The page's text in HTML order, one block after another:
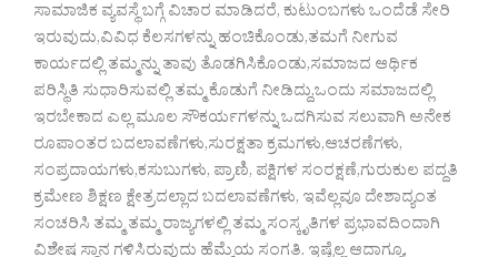
ಸಾಮಾಜಿಕ ವ್ಯವಸ್ಥೆ ಬಗ್ಗೆ ವಿಚಾರ ಮಾಡಿದರೆ, ಕುಟುಂಬಗಳು ಒಂದೆಡೆ ಸೇರಿ
ಇರುವುದು,ವಿವಿಧ ಕೆಲಸಗಳನ್ನು ಹಂಚಿಕೊಂಡು,ತಮಗೆ ನೀಗುವ
ಕಾರ್ಯದಲ್ಲಿ ತಮ್ಮನ್ನು ತಾವು ತೊಡಗಿಸಿಕೊಂಡು,ಸಮಾಜದ ಆರ್ಥಿಕ
ಪರಿಸ್ಥಿತಿ ಸುಧಾರಿಸುವಲ್ಲಿ ತಮ್ಮ ಕೊಡುಗೆ ನೀಡಿದ್ದು,ಒಂದು ಸಮಾಜದಲ್ಲಿ
ಇರಬೇಕಾದ ಎಲ್ಲ ಮೂಲ ಸೌಕರ್ಯಗಳನ್ನು ಒದಗಿಸುವ ಸಲುವಾಗಿ ಅನೇಕ
ರೂಪಾಂತರ ಬದಲಾವಣೆಗಳು,ಸುರಕ್ಷತಾ ಕ್ರಮಗಳು,ಆಚರಣೆಗಳು,
ಸಂಪ್ರದಾಯಗಳು,ಕಸುಬುಗಳು, ಪ್ರಾಣಿ, ಪಕ್ಷಿಗಳ ಸಂರಕ್ಷಣೆ,ಗುರುಕುಲ ಪದ್ದತಿ
ಕ್ರಮೇಣ ಶಿಕ್ಷಣ ಕ್ಷೇತ್ರದಲ್ಲಾದ ಬದಲಾವಣೆಗಳು, ಇವೆಲ್ಲವೂ ದೇಶಾದ್ಯಂತ
ಸಂಚರಿಸಿ ತಮ್ಮ ತಮ್ಮ ರಾಜ್ಯಗಳಲ್ಲಿ ತಮ್ಮ ಸಂಸ್ಕೃತಿಗಳ ಪ್ರಭಾವದಿಂದಾಗಿ